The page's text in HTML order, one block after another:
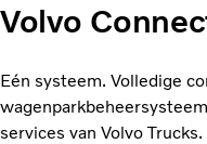
Volvo
Eén systeem. Volledige
services van Volvo